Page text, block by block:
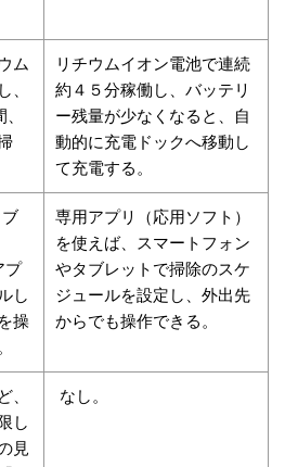
ム
、
リチウムイオン電池で連続
約４５分稼働し、バッテリ
ー残量が少なくなると、自
動的に充電ドックへ移動し
て充電する。
プ
し
操
専用アプリ（応用ソフト）
を使えば、スマートフォン
やタブレットで掃除のスケ
ジュールを設定し、外出先
からでも操作できる。
、
し
見
なし。